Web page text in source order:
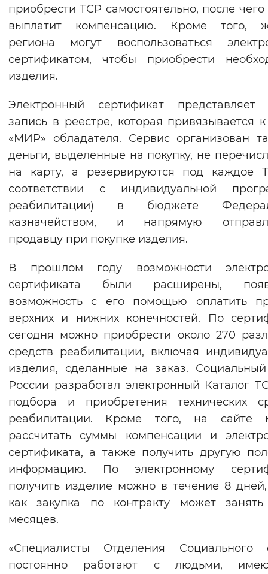
приобрести ТСР самостоятельно, после
выплатит компенсацию. Кроме того,
региона могут воспользоваться
сертификатом, чтобы приобрести
изделия.
Электронный сертификат представляет
запись в реестре, которая привязывается
«МИР» обладателя. Сервис организован
деньги, выделенные на покупку, не
на карту, а резервируются под каждое
соответствии с индивидуальной
реабилитации) в бюджете
казначейством, и напрямую
продавцу при покупке изделия.
В прошлом году возможности
сертификата были расширены,
возможность с его помощью оплатить
верхних и нижних конечностей. По
сегодня можно приобрести около 270
средств реабилитации, включая
изделия, сделанные на заказ.
России разработал электронный Каталог
подбора и приобретения технических
реабилитации. Кроме того, на сайте
рассчитать суммы компенсации и
сертификата, а также получить другую
информацию. По электронному
получить изделие можно в течение 8 дней,
как закупка по контракту может
месяцев.
«Специалисты Отделения Социального
постоянно работают с людьми,